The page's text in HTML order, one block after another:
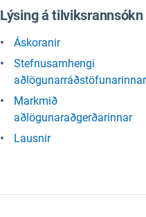
Lýsing á tilviksrannsókn
Áskoranir
Stefnusamhengi
aðlögunarráðstöfunarinnar
Markmið
aðlögunaraðgerðarinnar
Lausnir